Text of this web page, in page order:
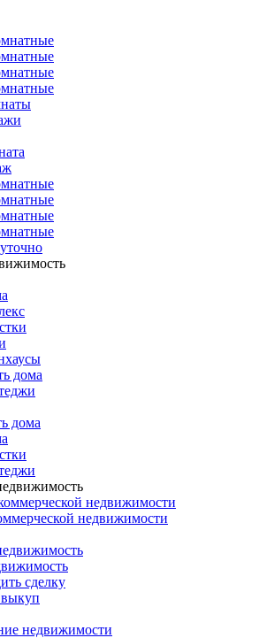
дома
дома
недвижимости
недвижимости
сделку
недвижимости